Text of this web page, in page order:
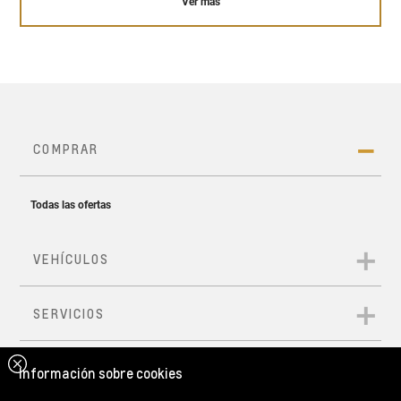
255 Nm de torque*
*Versión RS CVT Turbo
Información sobre cookies